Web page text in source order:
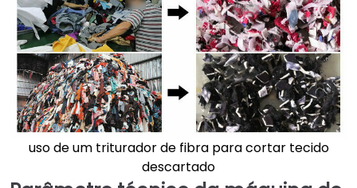
uso de um triturador de fibra para cortar tecido
descartado